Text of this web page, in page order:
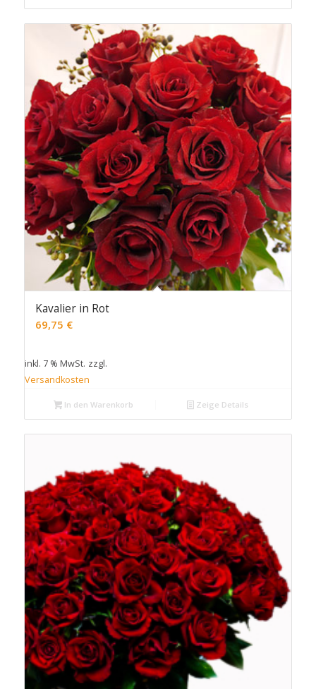
Kavalier in Rot
69,75 €
inkl. 7 % MwSt. zzgl.
Versandkosten
In den Warenkorb Zeige Details